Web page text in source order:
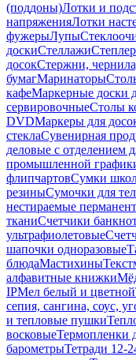
(поддоны)Лотки и
напряженияЛотки
фужерыЛупы
доскиСтеллажи
досокСтержни,
бумагМаринаторы
кафеМаркерные доски
сервировочныеСтолы
DVDМаркеры для
стеклаСувенирная
деловые с отделением
промышленной
флипчартовСумки
резиныСумочки для
нестираемые
тканиСчетчики
ультрафиолетовые
шапочки одноразовые
блюдаМастихины
алфавитные книжки
IPМел белый и цветной
сепия, сангина, соус,
и тепловые пушки
восковыеТермопленки
барометрыТетради 12-